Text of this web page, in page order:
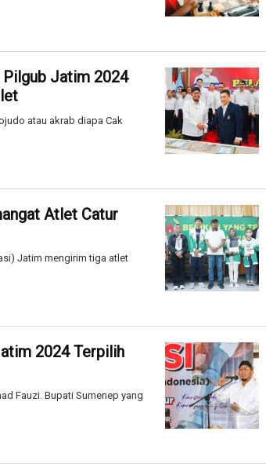
Jatim 2024
atau akrab diapa Cak
Atlet Catur
Jatim mengirim tiga atlet
2024 Terpilih
Fauzi. Bupati Sumenep yang